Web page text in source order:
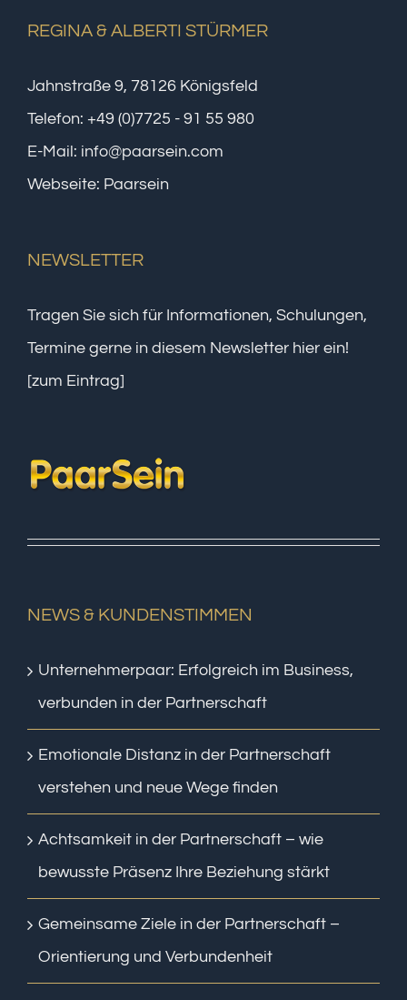
REGINA & ALBERTI STÜRMER
Jahnstraße 9, 78126 Königsfeld
Telefon: +49 (0)7725 - 91 55 980
E-Mail: info@paarsein.com
Webseite: Paarsein
NEWSLETTER
Tragen Sie sich für Informationen, Schulungen,
Termine gerne in diesem Newsletter hier ein!
[zum Eintrag]
NEWS & KUNDENSTIMMEN
Unternehmerpaar: Erfolgreich im Business,
verbunden in der Partnerschaft
Emotionale Distanz in der Partnerschaft
verstehen und neue Wege finden
Achtsamkeit in der Partnerschaft – wie
bewusste Präsenz Ihre Beziehung stärkt
Gemeinsame Ziele in der Partnerschaft –
Orientierung und Verbundenheit